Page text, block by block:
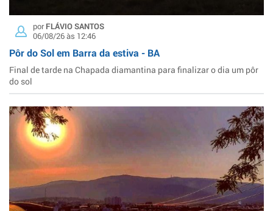
porFLÁVIO SANTOS
06/08/26 às 12:46
Pôr do Sol em Barra da estiva - BA
Final de tarde na Chapada diamantina para finalizar o dia um pôr
do sol